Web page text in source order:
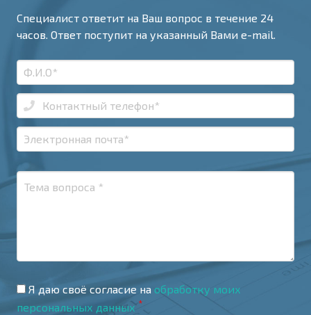
Специалист ответит на Ваш вопрос в течение 24
часов. Ответ поступит на указанный Вами e-mail.
Я даю своё согласие на обработку моих
персональных данных *